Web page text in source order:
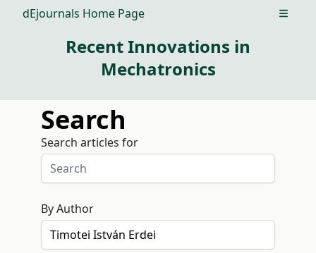
dEjournals Home Page Open
Recent Innovations in
Mechatronics
Search
Search articles for
By Author